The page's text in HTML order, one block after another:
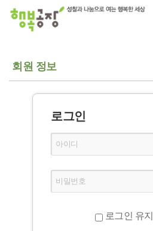
메뉴 건너뛰기
회원 정보
로그인
아이디
비밀번호
로그인 유지